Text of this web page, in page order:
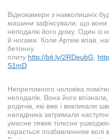
Відеокамери з навколишніх
машини зафіксували, що
неподалік його дому. Один із
й ногами. Коли Артем впав,
бетонну
плиту http://bit.ly/2RDeubG,
S1mD
Непритомного чоловіка
неподалік. Вона його
родичів, які вже і викликали
нападника затримали
умисне тяжке тілесне
карається позбавленням волі